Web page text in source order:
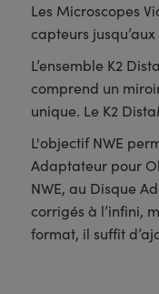
Les Microscopes
capteurs
L’ensemble K2
comprend un
unique. Le K2
L'objectif NWE
Adaptateur pour
NWE, au Disque
corrigés à l’infini,
format, il suffit